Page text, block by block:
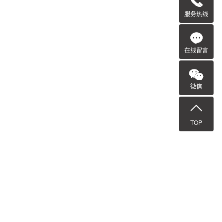
服务热线
在线留言
微信
TOP